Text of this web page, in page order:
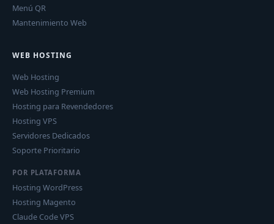
Menú QR
Mantenimiento Web
WEB HOSTING
Web Hosting
Web Hosting Premium
Hosting para Revendedores
Hosting VPS
Servidores Dedicados
Soporte Prioritario
POR PLATAFORMA
Hosting WordPress
Hosting Magento
Claude Code VPS